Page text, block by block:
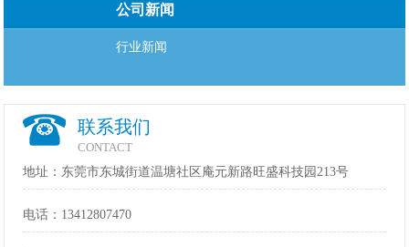
公司新闻
行业新闻
联系我们
CONTACT
地址：东莞市东城街道温塘社区庵元新路旺盛科技园213号
电话： 13412807470